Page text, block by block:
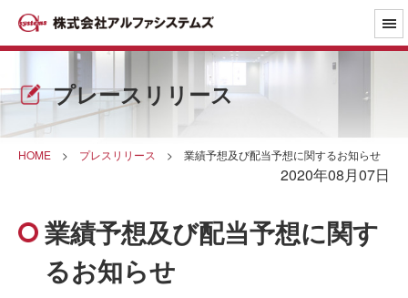
プレースリリース
HOME > プレスリリース > 業績予想及び配当予想に関するお知らせ
2020年08月07日
業績予想及び配当予想に関す
るお知らせ